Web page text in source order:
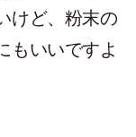
けど、粉末の
もいいですよ